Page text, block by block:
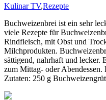
Kulinar TV,Rezepte
Buchweizenbrei ist ein sehr
viele Rezepte für
Rindfleisch, mit Obst und
Milchprodukten.
sättigend, nahrhaft und lecker.
zum Mittag- oder
Zutaten: 250 g